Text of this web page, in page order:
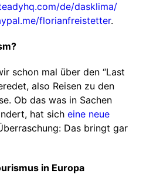
de/dasklima/
florianfreistetter.
schon mal über den “Last
also Reisen zu den
Ob das was in Sachen
hat sich eine neue
Das bringt gar
in Europa